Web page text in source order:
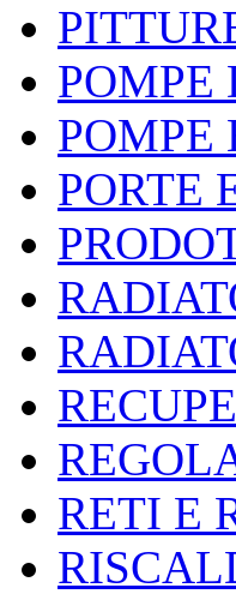
POMPE
POMPE
PORTE
RETI E